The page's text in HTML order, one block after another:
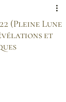
(Pleine Lune
et